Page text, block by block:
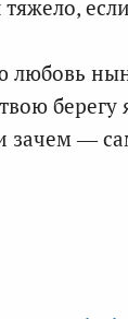
любовь
берегу
зачем —